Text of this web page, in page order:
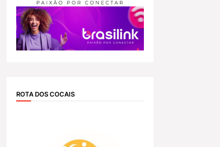
ROTA DOS COCAIS